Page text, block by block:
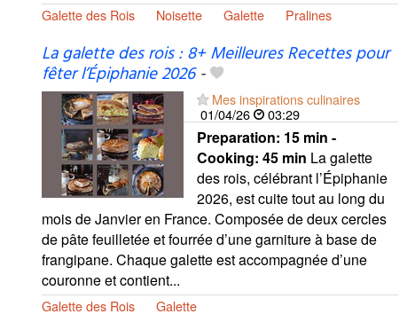
Galette des Rois Noisette Galette Pralines
La galette des rois : 8+ Meilleures Recettes pour
fêter l’Épiphanie 2026-
Mes inspirations culinaires
01/04/26
03:29
Preparation: 15 min -
Cooking: 45 min La galette
des rois, célébrant l’Épiphanie
2026, est cuite tout au long du
mois de Janvier en France. Composée de deux cercles
de pâte feuilletée et fourrée d’une garniture à base de
frangipane. Chaque galette est accompagnée d’une
couronne et contient...
Galette des Rois Galette